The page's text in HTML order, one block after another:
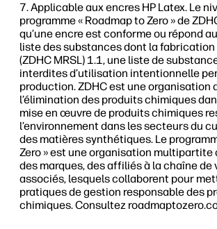
Applicable aux encres HP Latex. Le
programme « Roadmap to Zero » de
qu’une encre est conforme ou répond
liste des substances dont la
(ZDHC MRSL) 1.1, une liste de
interdites d’utilisation intentionnelle
production. ZDHC est une organisation
l’élimination des produits chimiques
mise en œuvre de produits chimiques
l’environnement dans les secteurs du
des matières synthétiques. Le
Zero » est une organisation multipartite
des marques, des affiliés à la chaîne de
associés, lesquels collaborent pour
pratiques de gestion responsable des
chimiques. Consultez